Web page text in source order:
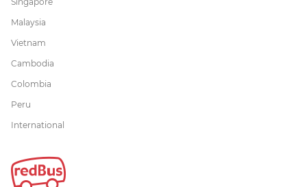
Malaysia
Vietnam
Cambodia
Colombia
Peru
International